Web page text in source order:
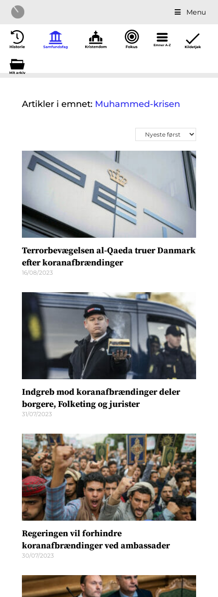
Menu
Mit arkiv
Artikler i emnet: Muhammed-krisen
Terrorbevægelsen al-Qaeda truer Danmark
efter koranafbrændinger
16/08/2023
Indgreb mod koranafbrændinger deler
borgere, Folketing og jurister
31/07/2023
Regeringen vil forhindre
koranafbrændinger ved ambassader
30/07/2023